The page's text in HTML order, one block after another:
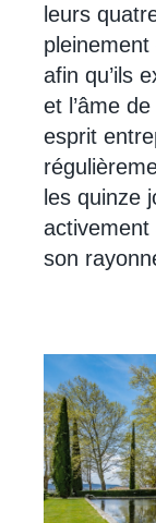
leurs
pleinement
afin qu’ils
et l’âme
esprit
les quinze
activement
son